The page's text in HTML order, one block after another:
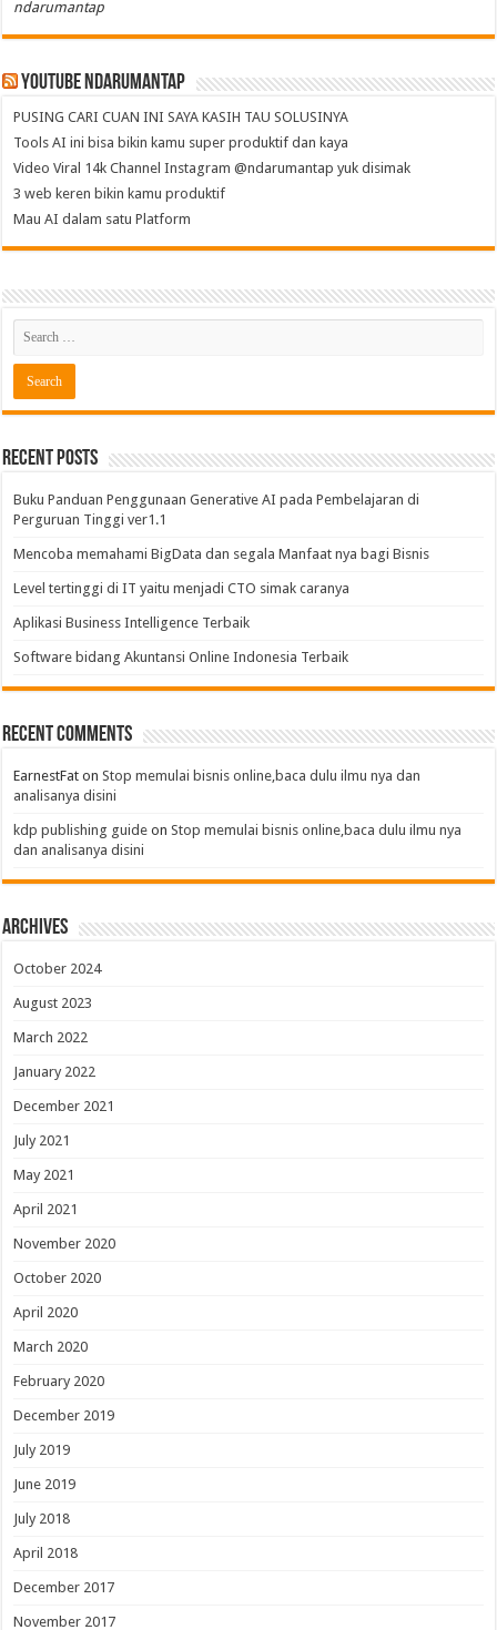
ndarumantap
Youtube NdaruMantap
PUSING CARI CUAN INI SAYA KASIH TAU SOLUSINYA
Tools AI ini bisa bikin kamu super produktif dan kaya
Video Viral 14k Channel Instagram @ndarumantap yuk disimak
3 web keren bikin kamu produktif
Mau AI dalam satu Platform
Recent Posts
Buku Panduan Penggunaan Generative AI pada Pembelajaran di
Perguruan Tinggi ver1.1
Mencoba memahami BigData dan segala Manfaat nya bagi Bisnis
Level tertinggi di IT yaitu menjadi CTO simak caranya
Aplikasi Business Intelligence Terbaik
Software bidang Akuntansi Online Indonesia Terbaik
Recent Comments
EarnestFat onStop memulai bisnis online,baca dulu ilmu nya dan
analisanya disini
kdp publishing guide onStop memulai bisnis online,baca dulu ilmu nya
dan analisanya disini
Archives
October 2024
August 2023
March 2022
January 2022
December 2021
July 2021
May 2021
April 2021
November 2020
October 2020
April 2020
March 2020
February 2020
December 2019
July 2019
June 2019
July 2018
April 2018
December 2017
November 2017